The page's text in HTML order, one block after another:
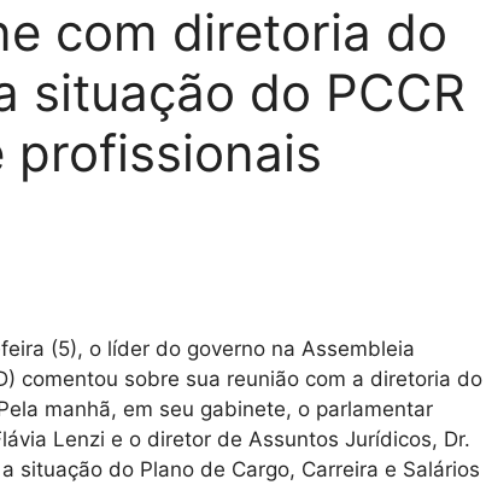
com diretoria do
situação do PCCR
profissionais
(5), o líder do governo na Assembleia
comentou sobre sua reunião com a diretoria do
manhã, em seu gabinete, o parlamentar
Lenzi e o diretor de Assuntos Jurídicos, Dr.
situação do Plano de Cargo, Carreira e Salários